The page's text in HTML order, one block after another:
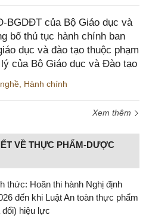
BGDĐT của Bộ Giáo dục và
bố thủ tục hành chính ban
dục và đào tạo thuộc phạm
của Bộ Giáo dục và Đào tạo
Hành chính
Xem thêm
VỀ THỰC PHẨM-DƯỢC
thức: Hoãn thi hành Nghị định
đến khi Luật An toàn thực phẩm
hiệu lực